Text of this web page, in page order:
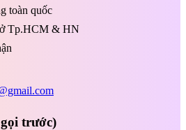
toàn quốc
Tp.HCM & HN
trước)